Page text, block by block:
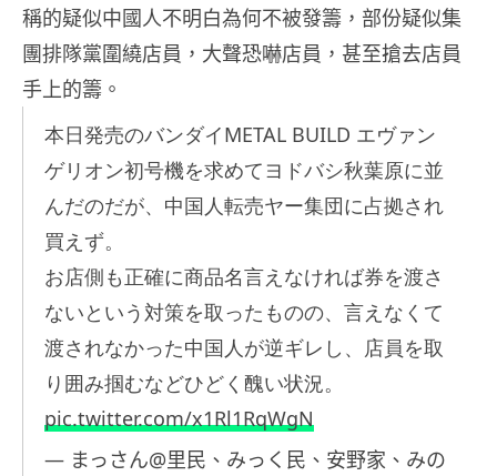
稱的疑似中國人不明白為何不被發籌，部份疑似集
團排隊黨圍繞店員，大聲恐嚇店員，甚至搶去店員
手上的籌。
本日発売のバンダイMETAL BUILD エヴァン
ゲリオン初号機を求めてヨドバシ秋葉原に並
んだのだが、中国人転売ヤー集団に占拠され
買えず。
お店側も正確に商品名言えなければ券を渡さ
ないという対策を取ったものの、言えなくて
渡されなかった中国人が逆ギレし、店員を取
り囲み掴むなどひどく醜い状況。
pic.twitter.com/x1Rl1RqWgN
— まっさん@里民、みっく民、安野家、みの